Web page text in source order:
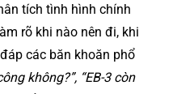
tích tình hình chính
rõ khi nào nên đi, khi
các băn khoăn phổ
không?”, “EB-3 còn